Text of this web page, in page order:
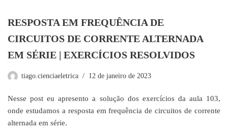
RESPOSTA EM FREQUÊNCIA DE
CIRCUITOS DE CORRENTE ALTERNADA
EM SÉRIE | EXERCÍCIOS RESOLVIDOS
tiago.cienciaeletrica 12 de janeiro de 2023
Nesse post eu apresento a solução dos exercícios da aula 103,
onde estudamos a resposta em frequência de circuitos de corrente
alternada em série.